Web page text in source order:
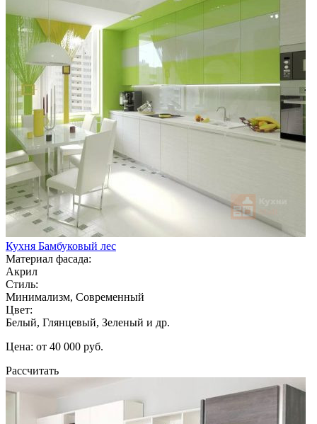
Кухня Бамбуковый лес
Материал фасада:
Акрил
Стиль:
Минимализм, Современный
Цвет:
Белый, Глянцевый, Зеленый и др.
Цена: от 40 000 руб.
Рассчитать